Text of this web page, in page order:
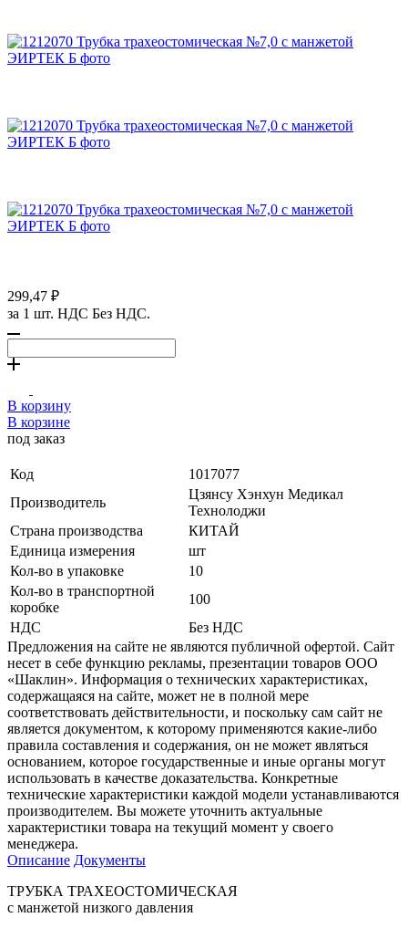
299,47 ₽
за 1 шт. НДС Без НДС.
В корзину
В корзине
под заказ
Код
1017077
Производитель
Цзянсу Хэнхун Медикал
Технолоджи
Страна производства
КИТАЙ
Единица измерения
шт
Кол-во в упаковке
10
Кол-во в транспортной
коробке
100
НДС
Без НДС
Предложения на сайте не являются публичной офертой. Сайт
несет в себе функцию рекламы, презентации товаров ООО
«Шаклин». Информация о технических характеристиках,
содержащаяся на сайте, может не в полной мере
соответствовать действительности, и поскольку сам сайт не
является документом, к которому применяются какие-либо
правила составления и содержания, он не может являться
основанием, которое государственные и иные органы могут
использовать в качестве доказательства. Конкретные
технические характеристики каждой модели устанавливаются
производителем. Вы можете уточнить актуальные
характеристики товара на текущий момент у своего
менеджера.
Описание Документы
ТРУБКА ТРАХЕОСТОМИЧЕСКАЯ
с манжетой низкого давления